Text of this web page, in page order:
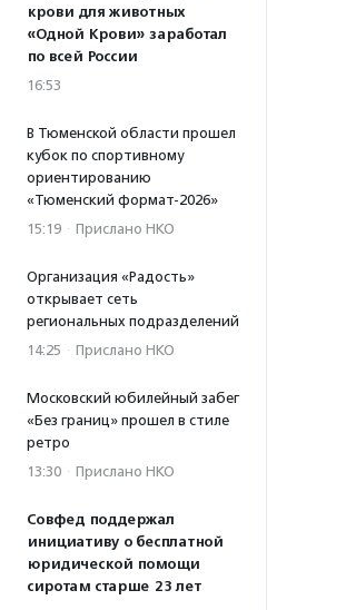
крови для животных
«Одной Крови» заработал
по всей России
16:53
В Тюменской области прошел
кубок по спортивному
ориентированию
«Тюменский формат-2026»
15:19 · Прислано НКО
Организация «Радость»
открывает сеть
региональных подразделений
14:25 · Прислано НКО
Московский юбилейный забег
«Без границ» прошел в стиле
ретро
13:30 · Прислано НКО
Совфед поддержал
инициативу о бесплатной
юридической помощи
сиротам старше 23 лет